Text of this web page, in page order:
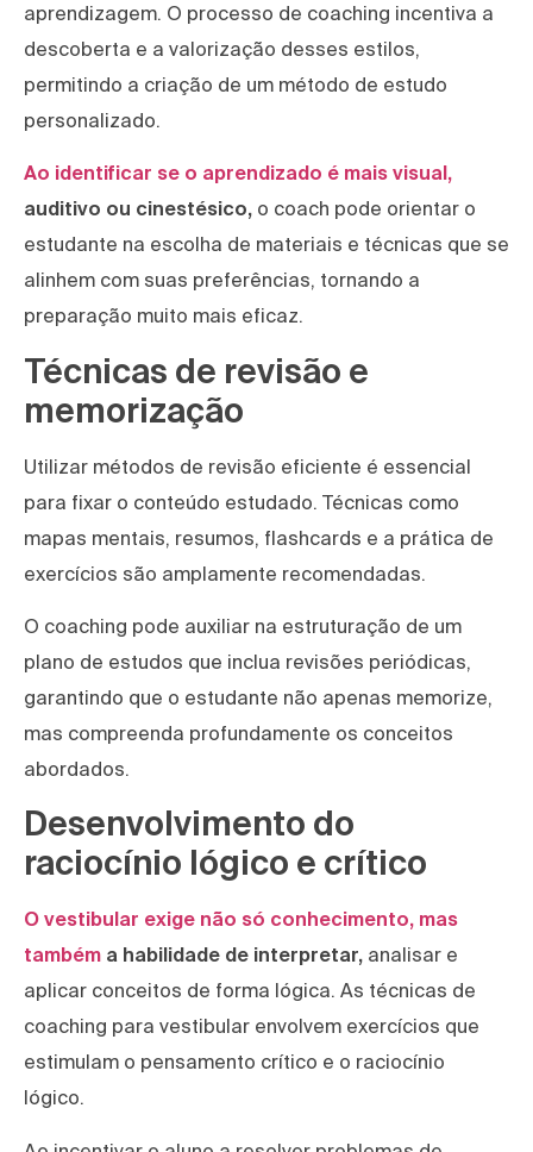
aprendizagem. O processo de coaching incentiva a
descoberta e a valorização desses estilos,
permitindo a criação de um método de estudo
personalizado.
Ao identificar se o aprendizado é mais visual,
auditivo ou cinestésico, o coach pode orientar o
estudante na escolha de materiais e técnicas que se
alinhem com suas preferências, tornando a
preparação muito mais eficaz.
Técnicas de revisão e
memorização
Utilizar métodos de revisão eficiente é essencial
para fixar o conteúdo estudado. Técnicas como
mapas mentais, resumos, flashcards e a prática de
exercícios são amplamente recomendadas.
O coaching pode auxiliar na estruturação de um
plano de estudos que inclua revisões periódicas,
garantindo que o estudante não apenas memorize,
mas compreenda profundamente os conceitos
abordados.
Desenvolvimento do
raciocínio lógico e crítico
O vestibular exige não só conhecimento, mas
também a habilidade de interpretar, analisar e
aplicar conceitos de forma lógica. As técnicas de
coaching para vestibular envolvem exercícios que
estimulam o pensamento crítico e o raciocínio
lógico.